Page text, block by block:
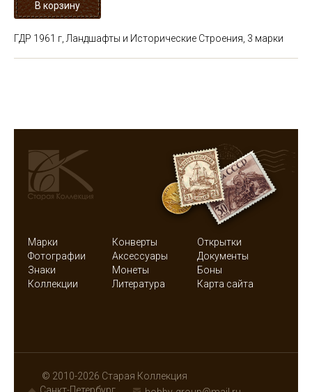
ГДР 1961 г, Ландшафты и Исторические Строения, 3 марки
Марки Конверты
Открытки
Фотографии
Аксессуары
Документы
Знаки
Монеты
Боны
Коллекции
Литература Карта сайта
© 2010-2026 Старая Коллекция